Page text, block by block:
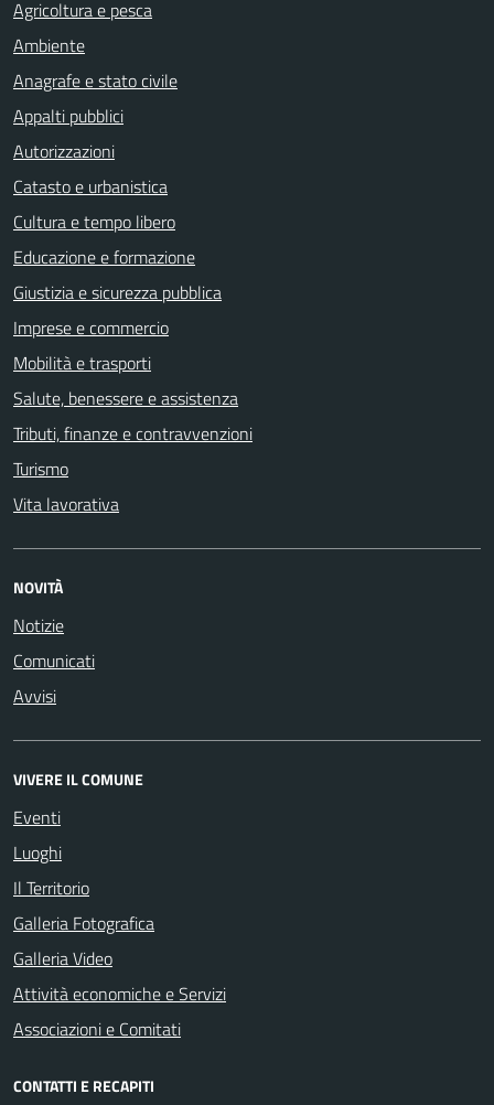
Agricoltura e pesca
Ambiente
Anagrafe e stato civile
Appalti pubblici
Autorizzazioni
Catasto e urbanistica
Cultura e tempo libero
Educazione e formazione
Giustizia e sicurezza pubblica
Imprese e commercio
Mobilità e trasporti
Salute, benessere e assistenza
Tributi, finanze e contravvenzioni
Turismo
Vita lavorativa
NOVITÀ
Notizie
Comunicati
Avvisi
VIVERE IL COMUNE
Eventi
Luoghi
Il Territorio
Galleria Fotografica
Galleria Video
Attività economiche e Servizi
Associazioni e Comitati
CONTATTI E RECAPITI